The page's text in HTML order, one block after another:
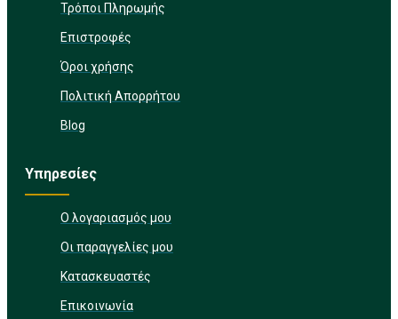
Τρόποι Πληρωμής
Επιστροφές
Όροι χρήσης
Πολιτική Απορρήτου
Blog
Υπηρεσίες
Ο λογαριασμός μου
Οι παραγγελίες μου
Κατασκευαστές
Επικοινωνία